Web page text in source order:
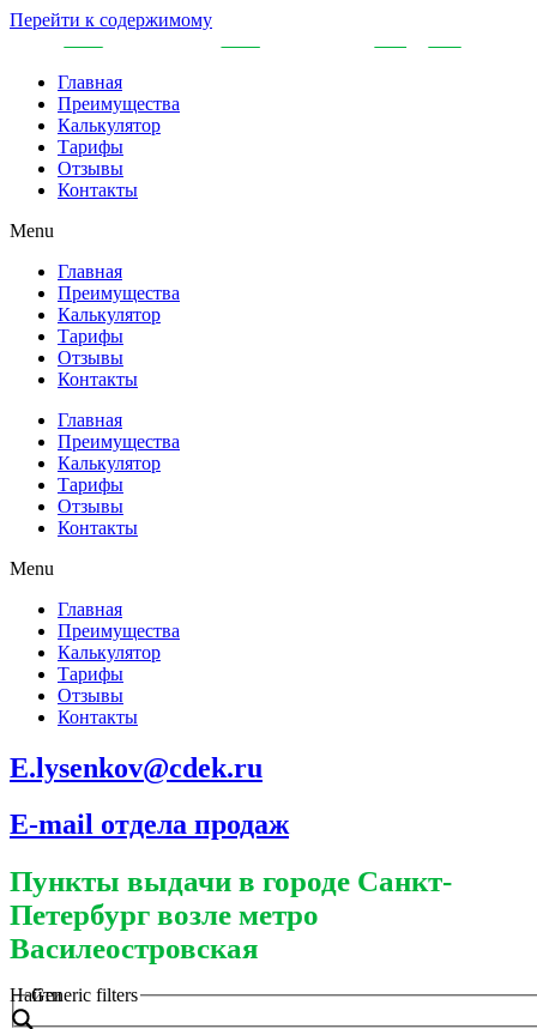
Перейти к содержимому
Главная
Преимущества
Калькулятор
Тарифы
Отзывы
Контакты
Menu
Главная
Преимущества
Калькулятор
Тарифы
Отзывы
Контакты
Главная
Преимущества
Калькулятор
Тарифы
Отзывы
Контакты
Menu
Главная
Преимущества
Калькулятор
Тарифы
Отзывы
Контакты
E.lysenkov@cdek.ru
E-mail отдела продаж
Пункты выдачи в городе Санкт-
Петербург возле метро
Василеостровская
Найти
Generic filters